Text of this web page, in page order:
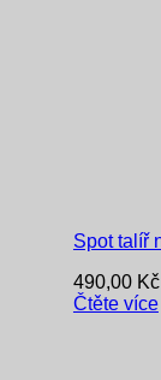
Spot talíř
490,00 Kč
Čtěte více